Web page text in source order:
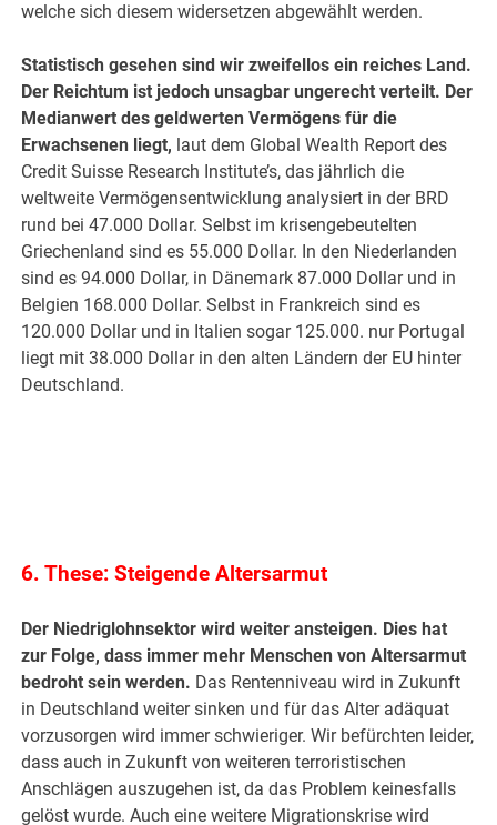
welche sich diesem widersetzen abgewählt werden.
Statistisch gesehen sind wir zweifellos ein reiches Land.
Der Reichtum ist jedoch unsagbar ungerecht verteilt. Der
Medianwert des geldwerten Vermögens für die
Erwachsenen liegt, laut dem Global Wealth Report des
Credit Suisse Research Institute’s, das jährlich die
weltweite Vermögensentwicklung analysiert in der BRD
rund bei 47.000 Dollar. Selbst im krisengebeutelten
Griechenland sind es 55.000 Dollar. In den Niederlanden
sind es 94.000 Dollar, in Dänemark 87.000 Dollar und in
Belgien 168.000 Dollar. Selbst in Frankreich sind es
120.000 Dollar und in Italien sogar 125.000. nur Portugal
liegt mit 38.000 Dollar in den alten Ländern der EU hinter
Deutschland.
6. These: Steigende Altersarmut
Der Niedriglohnsektor wird weiter ansteigen. Dies hat
zur Folge, dass immer mehr Menschen von Altersarmut
bedroht sein werden. Das Rentenniveau wird in Zukunft
in Deutschland weiter sinken und für das Alter adäquat
vorzusorgen wird immer schwieriger. Wir befürchten leider,
dass auch in Zukunft von weiteren terroristischen
Anschlägen auszugehen ist, da das Problem keinesfalls
gelöst wurde. Auch eine weitere Migrationskrise wird